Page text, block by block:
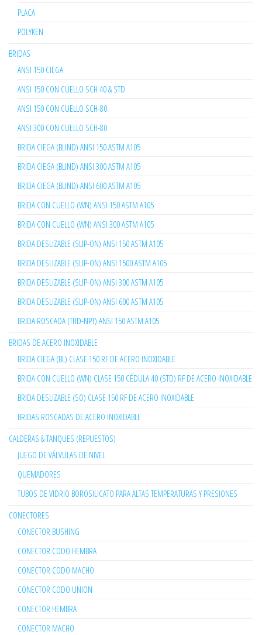
PLACA
POLYKEN
BRIDAS
ANSI 150 CIEGA
ANSI 150 CON CUELLO SCH 40 & STD
ANSI 150 CON CUELLO SCH-80
ANSI 300 CON CUELLO SCH-80
BRIDA CIEGA (BLIND) ANSI 150 ASTM A105
BRIDA CIEGA (BLIND) ANSI 300 ASTM A105
BRIDA CIEGA (BLIND) ANSI 600 ASTM A105
BRIDA CON CUELLO (WN) ANSI 150 ASTM A105
BRIDA CON CUELLO (WN) ANSI 300 ASTM A105
BRIDA DESLIZABLE (SLIP-ON) ANSI 150 ASTM A105
BRIDA DESLIZABLE (SLIP-ON) ANSI 1500 ASTM A105
BRIDA DESLIZABLE (SLIP-ON) ANSI 300 ASTM A105
BRIDA DESLIZABLE (SLIP-ON) ANSI 600 ASTM A105
BRIDA ROSCADA (THD-NPT) ANSI 150 ASTM A105
BRIDAS DE ACERO INOXIDABLE
BRIDA CIEGA (BL) CLASE 150 RF DE ACERO INOXIDABLE
BRIDA CON CUELLO (WN) CLASE 150 CÉDULA 40 (STD) RF DE ACERO INOXIDABLE
BRIDA DESLIZABLE (SO) CLASE 150 RF DE ACERO INOXIDABLE
BRIDAS ROSCADAS DE ACERO INOXIDABLE
CALDERAS & TANQUES (REPUESTOS)
JUEGO DE VÁLVULAS DE NIVEL
QUEMADORES
TUBOS DE VIDRIO BOROSILICATO PARA ALTAS TEMPERATURAS Y PRESIONES
CONECTORES
CONECTOR BUSHING
CONECTOR CODO HEMBRA
CONECTOR CODO MACHO
CONECTOR CODO UNION
CONECTOR HEMBRA
CONECTOR MACHO